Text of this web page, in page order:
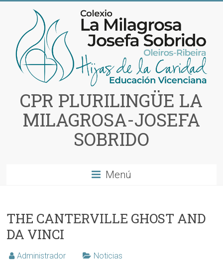
contenido
CPR PLURILINGÜE LA
MILAGROSA-JOSEFA
SOBRIDO
Menú
THE CANTERVILLE GHOST AND
DA VINCI
Administrador Noticias